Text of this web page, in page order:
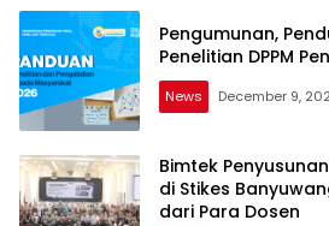
Pengumunan,
Penelitian DPPM
News December 9,
Bimtek
di Stikes
dari Para Dosen